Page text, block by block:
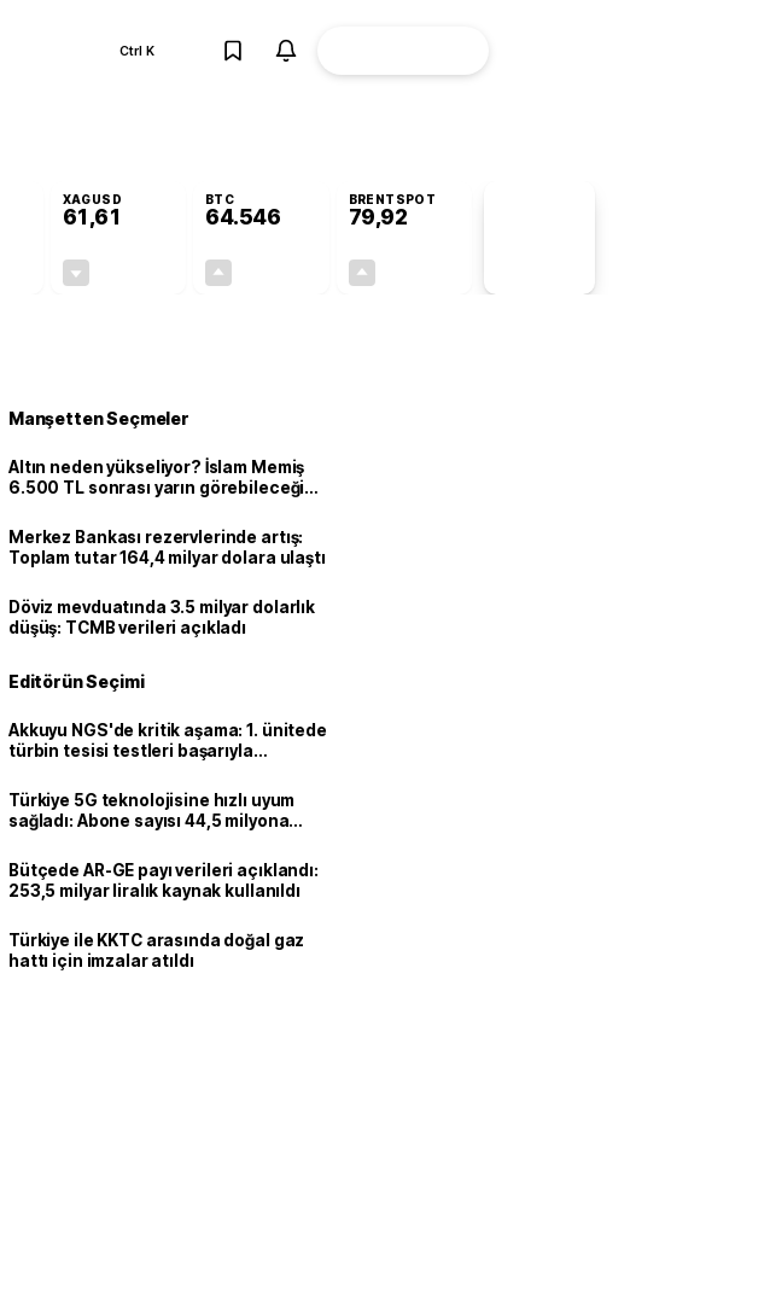
Ctrl K
XAGUSD
61,61
BTC
64.546
BRENTSPOT
79,92
Manşetten Seçmeler
Altın neden yükseliyor? İslam Memiş
6.500 TL sonrası yarın görebileceği
Merkez Bankası rezervlerinde artış:
Toplam tutar 164,4 milyar dolara ulaştı
Döviz mevduatında 3.5 milyar dolarlık
düşüş: TCMB verileri açıkladı
Editörün Seçimi
Akkuyu NGS'de kritik aşama: 1. ünitede
türbin tesisi testleri başarıyla
Türkiye 5G teknolojisine hızlı uyum
sağladı: Abone sayısı 44,5 milyona
Bütçede AR-GE payı verileri açıklandı:
253,5 milyar liralık kaynak kullanıldı
Türkiye ile KKTC arasında doğal gaz
hattı için imzalar atıldı